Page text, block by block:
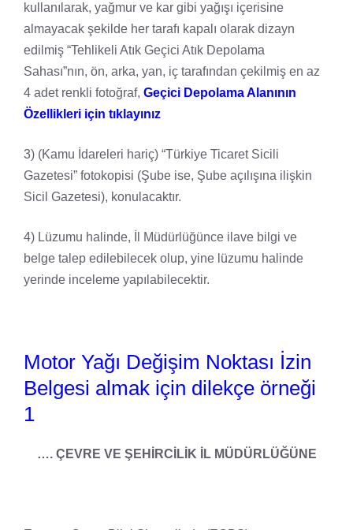
kullanılarak, yağmur ve kar gibi yağışı içerisine
almayacak şekilde her tarafı kapalı olarak dizayn
edilmiş “Tehlikeli Atık Geçici Atık Depolama
Sahası”nın, ön, arka, yan, iç tarafından çekilmiş en az
4 adet renkli fotoğraf, Geçici Depolama Alanının
Özellikleri için tıklayınız
3) (Kamu İdareleri hariç) “Türkiye Ticaret Sicili
Gazetesi” fotokopisi (Şube ise, Şube açılışına ilişkin
Sicil Gazetesi), konulacaktır.
4) Lüzumu halinde, İl Müdürlüğünce ilave bilgi ve
belge talep edilebilecek olup, yine lüzumu halinde
yerinde inceleme yapılabilecektir.
Motor Yağı Değişim Noktası İzin
Belgesi almak için dilekçe örneği
1
…. ÇEVRE VE ŞEHİRCİLİK İL MÜDÜRLÜĞÜNE